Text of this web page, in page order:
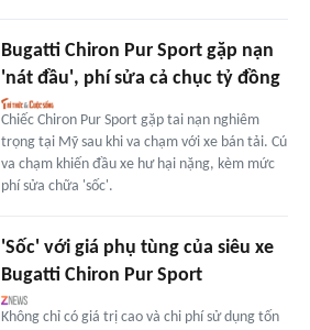
Bugatti Chiron Pur Sport gặp nạn
'nát đầu', phí sửa cả chục tỷ đồng
Chiếc Chiron Pur Sport gặp tai nạn nghiêm
trọng tại Mỹ sau khi va chạm với xe bán tải. Cú
va chạm khiến đầu xe hư hại nặng, kèm mức
phí sửa chữa 'sốc'.
'Sốc' với giá phụ tùng của siêu xe
Bugatti Chiron Pur Sport
Không chỉ có giá trị cao và chi phí sử dụng tốn